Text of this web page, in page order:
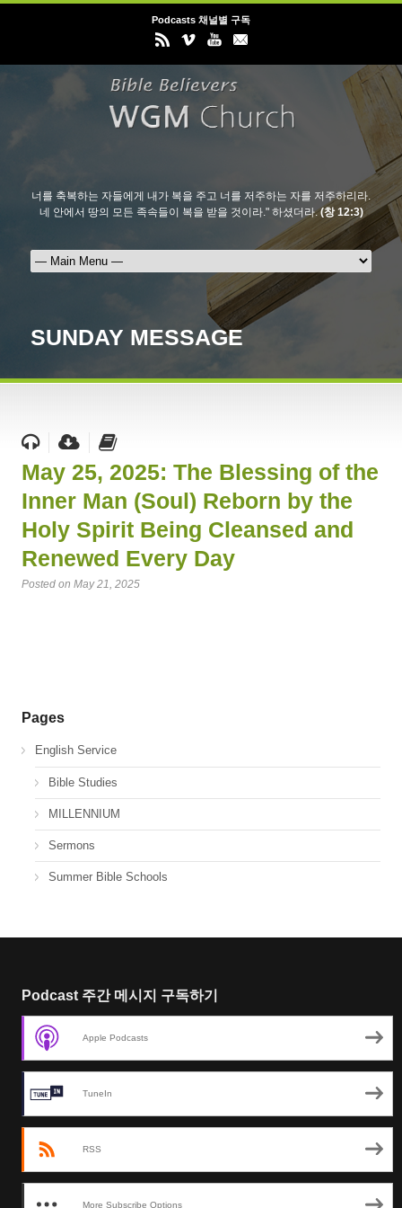
Podcasts 채널별 구독
너를 축복하는 자들에게 내가 복을 주고 너를 저주하는 자를 저주하리라.
네 안에서 땅의 모든 족속들이 복을 받을 것이라." 하셨더라.(창 12:3)
SUNDAY MESSAGE
May 25, 2025: The Blessing of the
Inner Man (Soul) Reborn by the
Holy Spirit Being Cleansed and
Renewed Every Day
Posted on May 21, 2025
Pages
English Service
Bible Studies
MILLENNIUM
Sermons
Summer Bible Schools
Podcast 주간 메시지 구독하기
Apple Podcasts
TuneIn
RSS
More Subscribe Options